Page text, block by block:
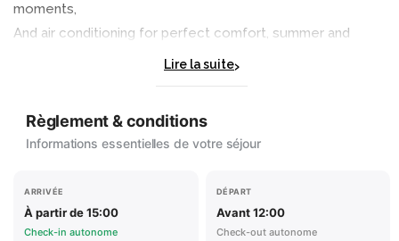
moments,
And air conditioning for perfect comfort, summer and
home.
Each morning, a simple and delicious breakfast is offered to
The high-end bedding guarantees a peaceful and
restorative sleep.
Lire la suite
Règlement & conditions
Informations essentielles de votre séjour
ARRIVÉE
À partir de 15:00
Check-in autonome
DÉPART
Avant 12:00
Check-out autonome